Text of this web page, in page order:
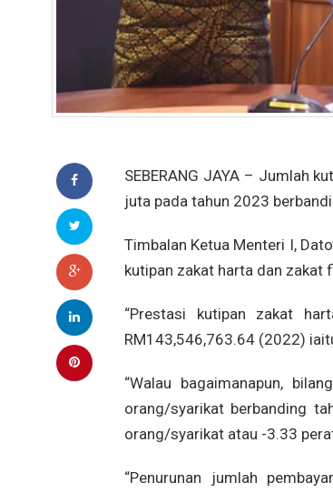
SEBERANG JAYA – Jumlah
juta pada tahun 2023
Timbalan Ketua Menteri I,
kutipan zakat harta dan zakat
“Prestasi kutipan zakat
RM143,546,763.64 (2022)
“Walau bagaimanapun,
orang/syarikat berbanding
orang/syarikat atau -3.33
“Penurunan jumlah